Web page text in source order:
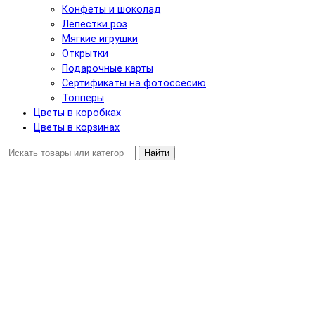
Конфеты и шоколад
Лепестки роз
Мягкие игрушки
Открытки
Подарочные карты
Сертификаты на фотоссесию
Топперы
Цветы в коробках
Цветы в корзинах
Найти